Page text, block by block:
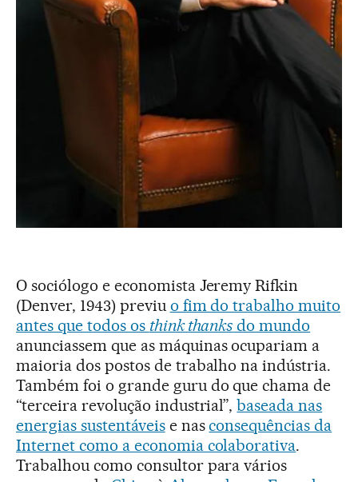
O sociólogo e economista Jeremy Rifkin
(Denver, 1943) previu o fim do trabalho muito
antes que todos os think thanks do mundo
anunciassem que as máquinas ocupariam a
maioria dos postos de trabalho na indústria.
Também foi o grande guru do que chama de
“terceira revolução industrial”,baseada nas
energias sustentáveise nasconsequências da
Internet como a economia colaborativa.
Trabalhou como consultor para vários